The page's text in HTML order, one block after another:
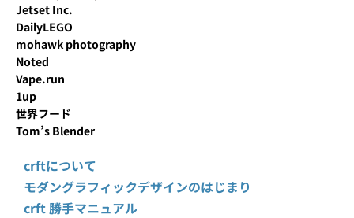
Jetset Inc.
DailyLEGO
mohawk photography
Noted
Vape.run
1up
世界フード
Tom’s Blender
crftについて
モダングラフィックデザインのはじまり
crft 勝手マニュアル